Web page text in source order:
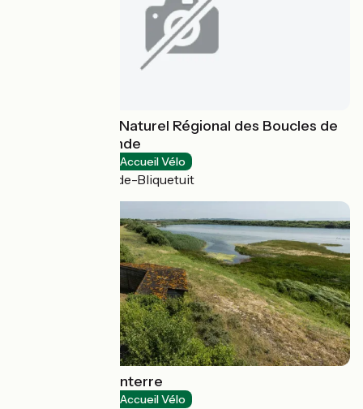
Maison du Parc Naturel Régional des Boucles de
la Seine Normande
Accueil Vélo
Notre-Dame-de-Bliquetuit
Parc du Marquenterre
Accueil Vélo